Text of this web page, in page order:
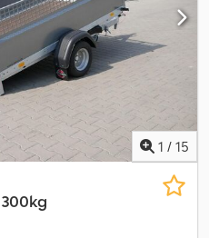
230x145x30cm 750kg frensiz,
30cm yüksekliğinde çevresi
paneller, çıkarılabilir germe
kenarında bağlantı
Satış, telefonla sipariş
- CUMA 08.00 - 12.30 &
üzerinden 2314-1-PB30-075-56-
1 / 15